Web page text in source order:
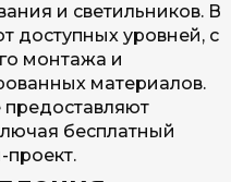
и светильников. В
доступных уровней, с
монтажа и
материалов.
бесплатный